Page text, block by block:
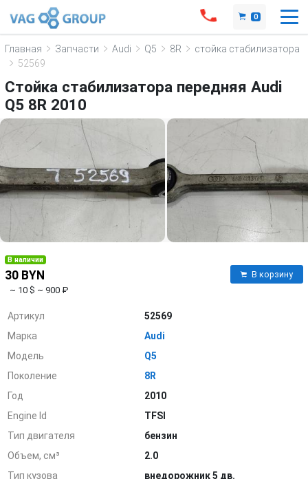
0
Главная Запчасти Audi Q5 8R
стойка стабилизатора
52569
Стойка стабилизатора передняя Audi
Q5 8R 2010
В наличии
30 BYN
~ 10 $ ~ 900 ₽
В корзину
Артикул
52569
Марка
Audi
Модель
Q5
Поколение
8R
Год
2010
Engine Id
TFSI
Тип двигателя
бензин
Объем, см³
2.0
Тип кузова
внедорожник 5 дв.